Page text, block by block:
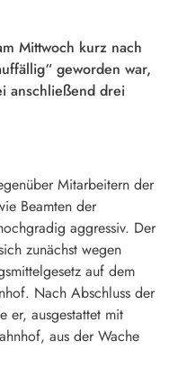
Mittwoch kurz nach
geworden war,
anschließend drei
Mitarbeitern der
Beamten der
aggressiv. Der
zunächst wegen
auf dem
Nach Abschluss der
er, ausgestattet mit
aus der Wache